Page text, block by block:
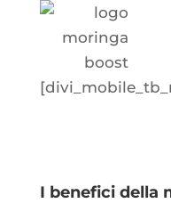
I benefici della